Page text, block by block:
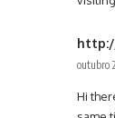
outubro
Hi